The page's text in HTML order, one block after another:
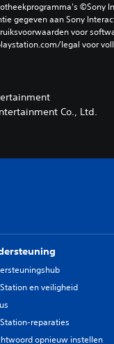
©Sony
gegeven aan Sony
voor
legal voor
Co., Ltd.
en veiligheid
reparaties
opnieuw instellen